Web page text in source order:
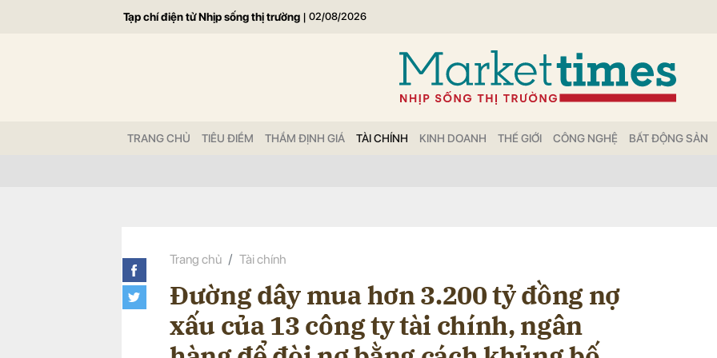
Tạp chí điện tử Nhịp sống thị trường | 02/08/2026
TRANG CHỦ TIÊU ĐIỂM THẨM ĐỊNH GIÁ TÀI CHÍNH KINH DOANH THẾ GIỚI CÔNG NGHỆ BẤT ĐỘNG SẢN
Trang chủ Tài chính
Đường dây mua hơn 3.200 tỷ đồng nợ
xấu của 13 công ty tài chính, ngân
Gửi bình luận